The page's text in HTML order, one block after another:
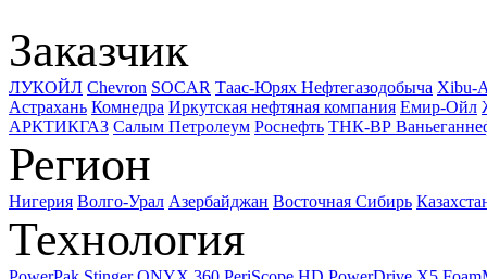
Заказчик
ЛУКОЙЛ Chevron SOCAR Таас-Юрях Нефтегазодобыча Xibu-
Астрахань Комнедра Иркутская нефтяная компания Емир-Ойл
АРКТИКГАЗ Салым Петролеум Роснефть ТНК-ВР
Регион
Нигерия Волго-Урал Азербайджан Восточная Сибирь
Технология